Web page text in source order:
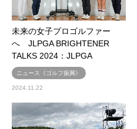
未来の女子プロゴルファー
へ JLPGA BRIGHTENER
TALKS 2024：JLPGA
ニュース《ゴルフ振興》
2024.11.22